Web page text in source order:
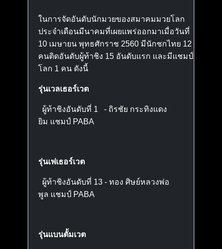
ในการจัดอันดับนักมวยของสมาคมมวยโลก
ประจำเดือนมีนาคมที่เผยแพร่ออกมาเมื่อวันที่
10 เมษายน พุทธศักราช 2560 มีนักชกไทย 12
คนติดอันดับผู้ท้าชิง 15 อันดับแรก และมีแชมป์
โลก 1 คน ดังนี้
รุ่นเวลเธอร์เวต
ผู้ท้าชิงอันดับที่ 1 - ถิรชัย กระทิงแดง
ยิม แชมป์ PABA
รุ่นเฟเธอร์เวต
ผู้ท้าชิงอันดับที่ 13 - ทอง ศิษย์หลวงพ่อ
พูล แชมป์ PABA
รุ่นแบนตั้มเวต